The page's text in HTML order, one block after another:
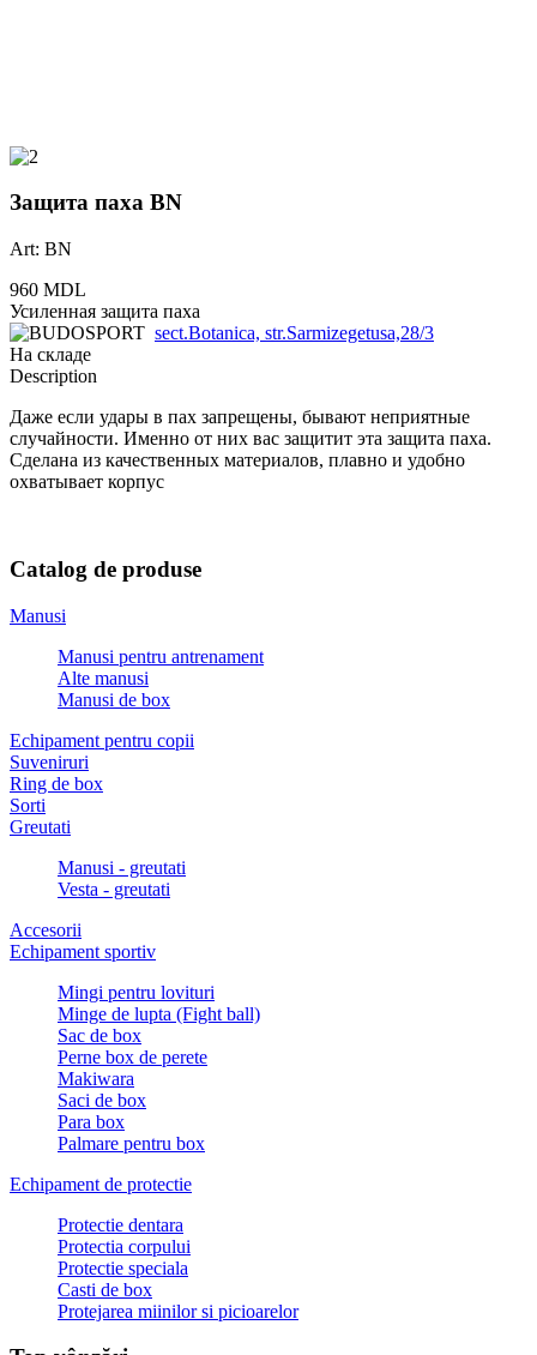
Защита паха BN
Art: BN
960 MDL
Усиленная защита паха
sect.Botanica, str.Sarmizegetusa,28/3
На складе
Description
Даже если удары в пах запрещены, бывают неприятные
случайности. Именно от них вас защитит эта защита паха.
Сделана из качественных материалов, плавно и удобно
охватывает корпус
Catalog de produse
Manusi
Manusi pentru antrenament
Alte manusi
Manusi de box
Echipament pentru copii
Suveniruri
Ring de box
Sorti
Greutati
Manusi - greutati
Vesta - greutati
Accesorii
Echipament sportiv
Mingi pentru lovituri
Minge de lupta (Fight ball)
Sac de box
Perne box de perete
Makiwara
Saci de box
Para box
Palmare pentru box
Echipament de protectie
Protectie dentara
Protectia corpului
Protectie speciala
Casti de box
Protejarea miinilor si picioarelor